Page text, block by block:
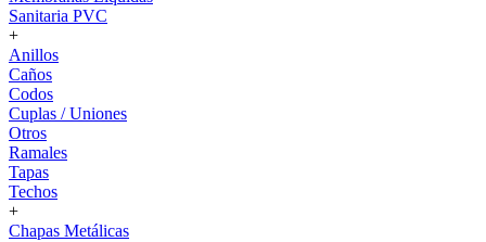
Sanitaria PVC
+
Anillos
Caños
Codos
Cuplas / Uniones
Otros
Ramales
Tapas
Techos
+
Chapas Metálicas